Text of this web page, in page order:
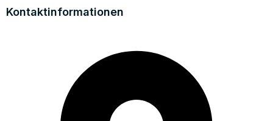
Kontaktinformationen